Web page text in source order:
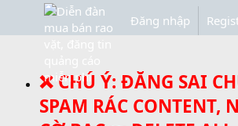
Đăng nhập
❌ CHÚ Ý: ĐĂNG SAI
SPAM RÁC CONTENT,